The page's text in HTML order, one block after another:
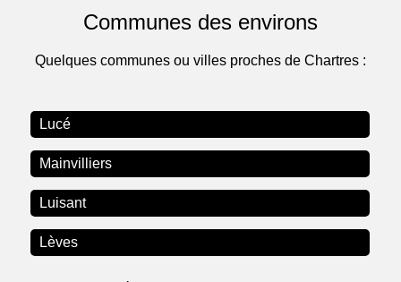
Communes des environs
Quelques communes ou villes proches de Chartres :
Lucé
Mainvilliers
Luisant
Lèves